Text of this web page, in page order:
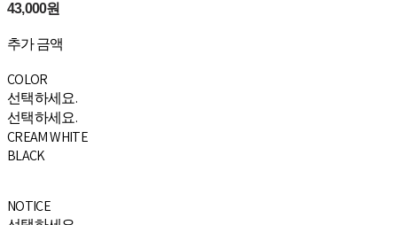
43,000원
추가 금액
COLOR
선택하세요.
선택하세요.
CREAM WHITE
BLACK
NOTICE